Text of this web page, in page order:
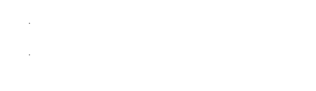
.
.